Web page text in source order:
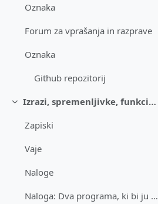
Oznaka
Forum za vprašanja in razprave
Oznaka
Github repozitorij
Skrči
Izrazi, spremenljivke, funkcije, prvi program.
Zapiski
Vaje
Naloge
Naloga: Dva programa, ki bi ju bilo treba popraviti